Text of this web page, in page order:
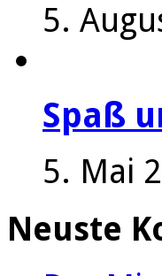
5.
Spaß
5. Mai
Neuste